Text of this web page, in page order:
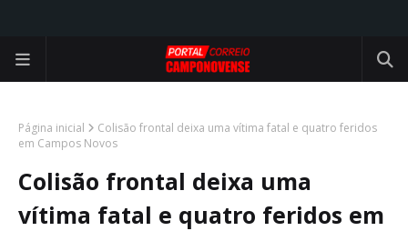
Página inicial
Colisão frontal deixa uma vítima fatal e quatro feridos
em Campos Novos
Colisão frontal deixa uma
vítima fatal e quatro feridos em